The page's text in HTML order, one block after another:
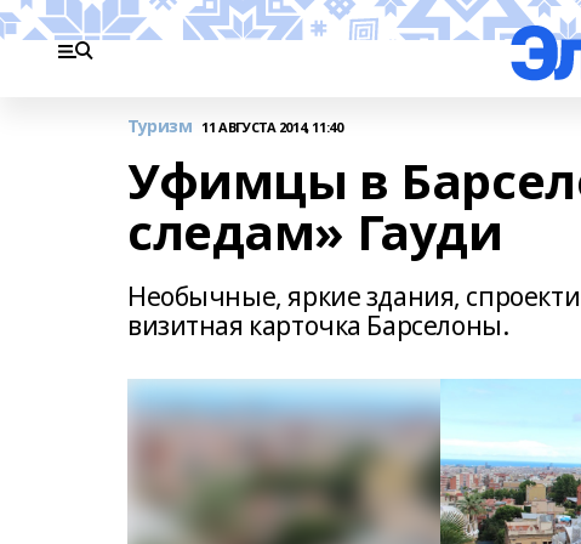
Туризм 11 АВГУСТА 2014, 11:40
Уфимцы в
следам» Гауди
Необычные, яркие здания,
визитная карточка Барселоны.